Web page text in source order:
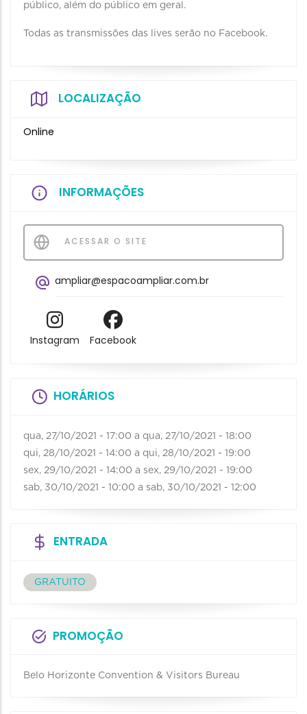
público, além do público em geral.
Todas as transmissões das lives serão no Facebook.
LOCALIZAÇÃO
Online
INFORMAÇÕES
ACESSAR O SITE
ampliar@espacoampliar.com.br
Instagram Facebook
HORÁRIOS
qua, 27/10/2021 - 17:00 a qua, 27/10/2021 - 18:00
qui, 28/10/2021 - 14:00 a qui, 28/10/2021 - 19:00
sex, 29/10/2021 - 14:00 a sex, 29/10/2021 - 19:00
sab, 30/10/2021 - 10:00 a sab, 30/10/2021 - 12:00
ENTRADA
GRATUITO
PROMOÇÃO
Belo Horizonte Convention & Visitors Bureau